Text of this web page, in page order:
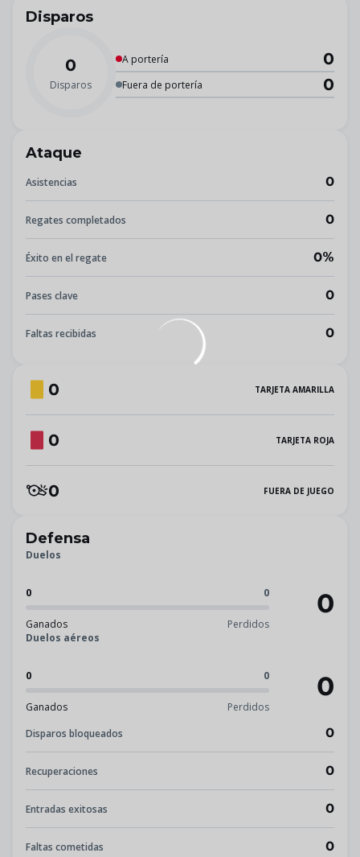
Disparos
0
Disparos
A portería 0
Fuera de portería 0
Ataque
Asistencias 0
Regates completados 0
Éxito en el regate 0%
Pases clave 0
Faltas recibidas 0
0 TARJETA AMARILLA
0 TARJETA ROJA
0 FUERA DE JUEGO
Defensa
Duelos
0 0
Ganados Perdidos
0
Duelos aéreos
0 0
Ganados Perdidos
0
Disparos bloqueados 0
Recuperaciones 0
Entradas exitosas 0
Faltas cometidas 0